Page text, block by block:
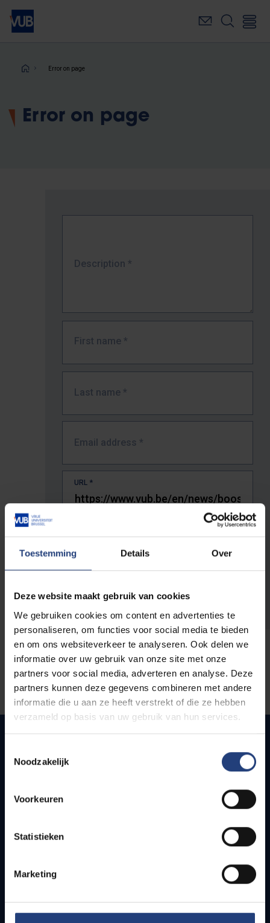
Toestemming Details Over
Deze website maakt gebruik van cookies
We gebruiken cookies om content en advertenties te
personaliseren, om functies voor social media te bieden
en om ons websiteverkeer te analyseren. Ook delen we
informatie over uw gebruik van onze site met onze
partners voor social media, adverteren en analyse. Deze
partners kunnen deze gegevens combineren met andere
informatie die u aan ze heeft verstrekt of die ze hebben
verzameld op basis van uw gebruik van hun services.
Noodzakelijk
Voorkeuren
Statistieken
Marketing
Skip
main
Breadcrumb
Error on page
Error on page
Description *
First name *
Last name *
Email address *
URL *
The full URL of the page where you encountered the error.
Quick links
How to get to the VUB campuses